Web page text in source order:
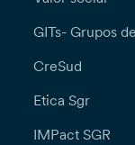
GITs- Grupos
CreSud
Etica Sgr
IMPact SGR